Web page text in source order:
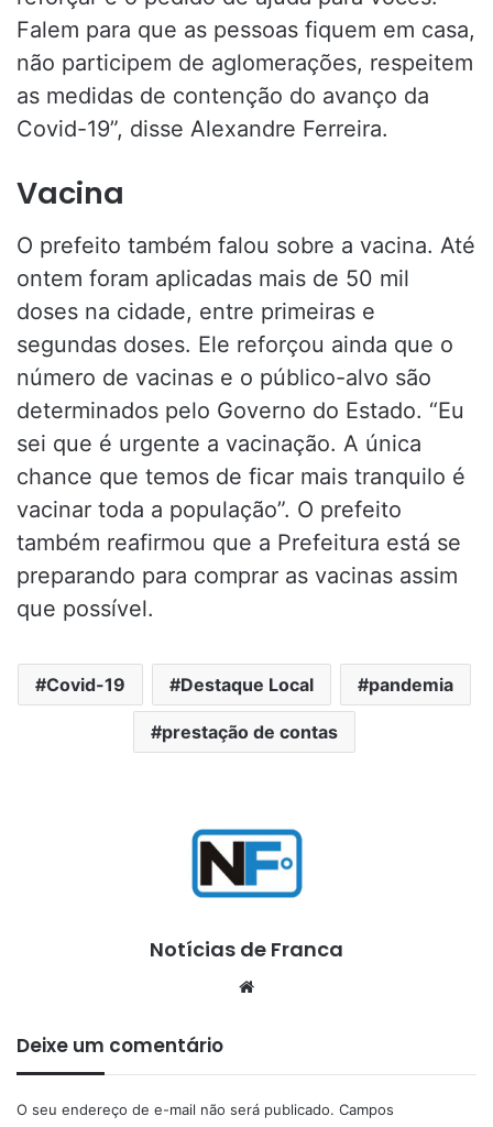
Falem para que as pessoas fiquem em casa,
não participem de aglomerações, respeitem
as medidas de contenção do avanço da
Covid-19”, disse Alexandre Ferreira.
Vacina
O prefeito também falou sobre a vacina. Até
ontem foram aplicadas mais de 50 mil
doses na cidade, entre primeiras e
segundas doses. Ele reforçou ainda que o
número de vacinas e o público-alvo são
determinados pelo Governo do Estado. “Eu
sei que é urgente a vacinação. A única
chance que temos de ficar mais tranquilo é
vacinar toda a população”. O prefeito
também reafirmou que a Prefeitura está se
preparando para comprar as vacinas assim
que possível.
Covid-19 Destaque Local pandemia
prestação de contas
Notícias de Franca
Deixe um comentário
O seu endereço de e-mail não será publicado. Campos